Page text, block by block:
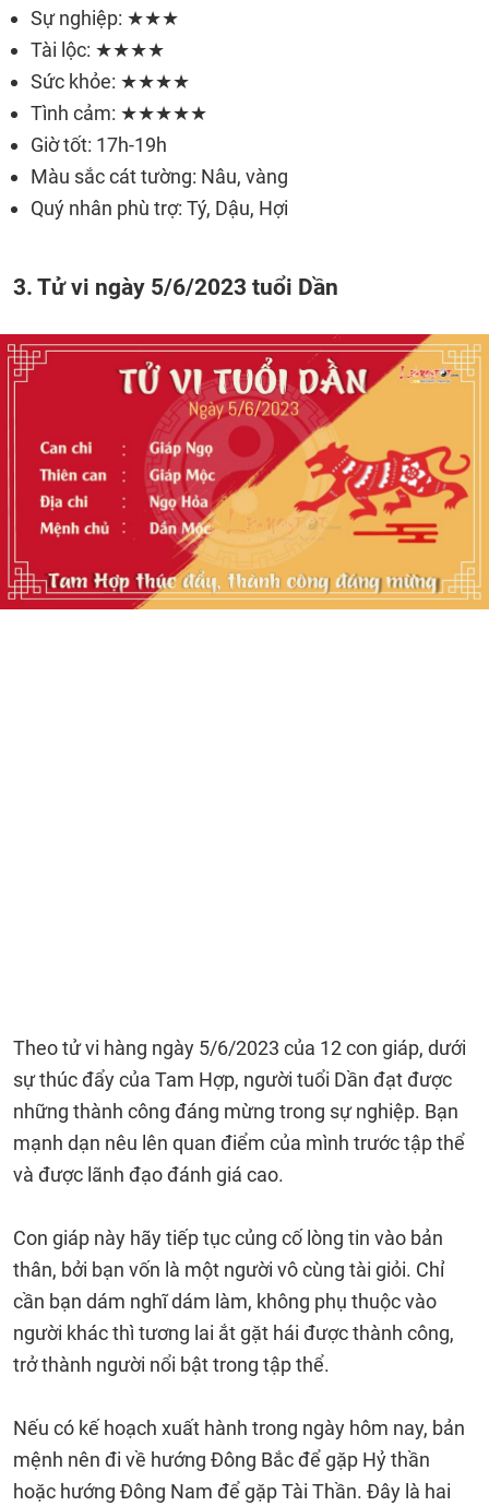
Sự nghiệp: ★★★
Tài lộc: ★★★★
Sức khỏe: ★★★★
Tình cảm: ★★★★★
Giờ tốt: 17h-19h
Màu sắc cát tường: Nâu, vàng
Quý nhân phù trợ: Tý, Dậu, Hợi
3. Tử vi ngày 5/6/2023 tuổi Dần
Theo tử vi hàng ngày 5/6/2023 của 12 con giáp, dưới
sự thúc đẩy của Tam Hợp, người tuổi Dần đạt được
những thành công đáng mừng trong sự nghiệp. Bạn
mạnh dạn nêu lên quan điểm của mình trước tập thể
và được lãnh đạo đánh giá cao.
Con giáp này hãy tiếp tục củng cố lòng tin vào bản
thân, bởi bạn vốn là một người vô cùng tài giỏi. Chỉ
cần bạn dám nghĩ dám làm, không phụ thuộc vào
người khác thì tương lai ắt gặt hái được thành công,
trở thành người nổi bật trong tập thể.
Nếu có kế hoạch xuất hành trong ngày hôm nay, bản
mệnh nên đi về hướng Đông Bắc để gặp Hỷ thần
hoặc hướng Đông Nam để gặp Tài Thần. Đây là hai